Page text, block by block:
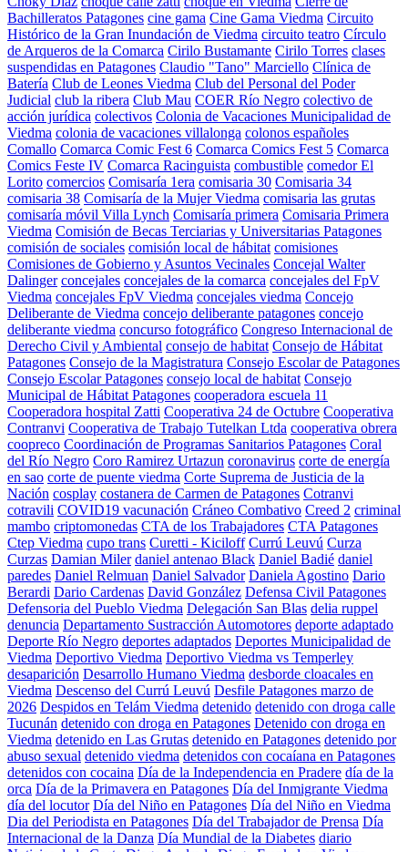
Bachilleratos Patagones cine gama Cine Gama Viedma Circuito
Histórico de la Gran Inundación de Viedma circuito teatro Círculo
de Arqueros de la Comarca Cirilo Bustamante Cirilo Torres clases
suspendidas en Patagones Claudio "Tano" Marciello Clínica de
Batería Club de Leones Viedma Club del Personal del Poder
Judicial club la ribera Club Mau COER Río Negro colectivo de
acción jurídica colectivos Colonia de Vacaciones Municipalidad de
Viedma colonia de vacaciones villalonga colonos españoles
Comallo Comarca Comic Fest 6 Comarca Comics Fest 5 Comarca
Comics Feste IV Comarca Racinguista combustible comedor El
Lorito comercios Comisaría 1era comisaria 30 Comisaria 34
comisaria 38 Comisaría de la Mujer Viedma comisaria las grutas
comisaría móvil Villa Lynch Comisaría primera Comisaria Primera
Viedma Comisión de Becas Terciarias y Universitarias Patagones
comisión de sociales comisión local de hábitat comisiones
Comisiones de Gobierno y Asuntos Vecinales Concejal Walter
Dalinger concejales concejales de la comarca concejales del FpV
Viedma concejales FpV Viedma concejales viedma Concejo
Deliberante de Viedma concejo deliberante patagones concejo
deliberante viedma concurso fotográfico Congreso Internacional de
Derecho Civil y Ambiental consejo de habitat Consejo de Hábitat
Patagones Consejo de la Magistratura Consejo Escolar de Patagones
Consejo Escolar Patagones consejo local de habitat Consejo
Municipal de Hábitat Patagones cooperadora escuela 11
Cooperadora hospital Zatti Cooperativa 24 de Octubre Cooperativa
Contranvi Cooperativa de Trabajo Tutelkan Ltda cooperativa obrera
coopreco Coordinación de Programas Sanitarios Patagones Coral
del Río Negro Coro Ramirez Urtazun coronavirus corte de energía
en sao corte de puente viedma Corte Suprema de Justicia de la
Nación cosplay costanera de Carmen de Patagones Cotranvi
cotravili COVID19 vacunación Cráneo Combativo Creed 2 criminal
mambo criptomonedas CTA de los Trabajadores CTA Patagones
Ctep Viedma cupo trans Curetti - Kiciloff Currú Leuvú Curza
Curzas Damian Miler daniel antenao Black Daniel Badié daniel
paredes Daniel Relmuan Daniel Salvador Daniela Agostino Dario
Berardi Dario Cardenas David González Defensa Civil Patagones
Defensoria del Pueblo Viedma Delegación San Blas delia ruppel
denuncia Departamento Sustracción Automotores deporte adaptado
Deporte Río Negro deportes adaptados Deportes Municipalidad de
Viedma Deportivo Viedma Deportivo Viedma vs Temperley
desaparición Desarrollo Humano Viedma desborde cloacales en
Viedma Descenso del Currú Leuvú Desfile Patagones marzo de
2026 Despidos en Telám Viedma detenido detenido con droga calle
Tucunán detenido con droga en Patagones Detenido con droga en
Viedma detenido en Las Grutas detenido en Patagones detenido por
abuso sexual detenido viedma detenidos con cocaíana en Patagones
detenidos con cocaina Día de la Independencia en Pradere día de la
orca Día de la Primavera en Patagones Día del Inmigrante Viedma
día del locutor Día del Niño en Patagones Día del Niño en Viedma
Dia del Periodista en Patagones Día del Trabajador de Prensa Día
Internacional de la Danza Día Mundial de la Diabetes diario